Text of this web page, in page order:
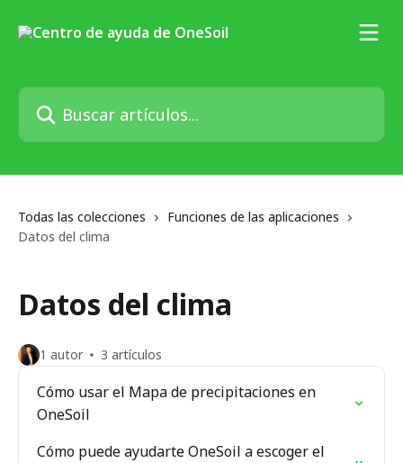
Buscar artículos...
Todas las colecciones
Funciones de las aplicaciones
Datos del clima
Datos del clima
1 autor 3 artículos
Cómo usar el Mapa de precipitaciones en
OneSoil
Cómo puede ayudarte OneSoil a escoger el